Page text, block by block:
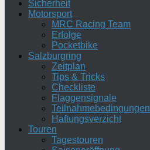
Sicherheit
Motorsport
MRC Racing Team
Erfolge
Pocketbike
Salzburgring
Zeitplan
Tips & Tricks
Checkliste
Flaggensignale
Teilnahmebedingungen
Haftungsverzicht
Touren
Tagestouren